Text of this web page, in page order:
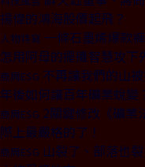
揚偉的鴻海股價起飛？
人物特寫 一條石墨烯爆款
怎用阿母的擺攤智慧攻下
商周ESG 不再讓我們的山
年後如何讓百年礦業蛻變
商周ESG 2關鍵修改《礦業
際上最嚴格的了！
商周ESG 山裂了、部落也